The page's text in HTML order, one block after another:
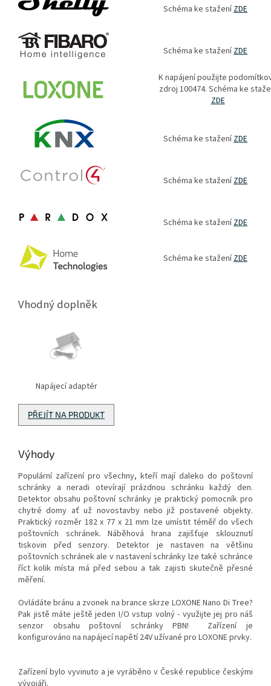
Schéma ke staženíZDE
Schéma ke staženíZDE
K napájení použijte
zdroj 100474. Schéma ke
ZDE
Schéma ke staženíZDE
Schéma ke staženíZDE
Schéma ke staženíZDE
Schéma ke staženíZDE
Vhodný doplněk
Napájecí adaptér
PŘEJÍT NA PRODUKT
Výhody
Populární zařízení pro všechny, kteří mají daleko do poštovní
schránky a neradi otevírají prázdnou schránku každý den.
Detektor obsahu poštovní schránky je praktický pomocník pro
chytré domy ať už novostavby nebo již postavené objekty.
Praktický rozměr 182 x 77 x 21 mm lze umístit téměř do všech
poštovních schránek. Náběhová hrana zajišťuje sklouznutí
tiskovin před senzory. Detektor je nastaven na většinu
poštovních schránek ale v nastavení schránky lze také schránce
říct kolik místa má před sebou a tak zajisti skutečně přesné
měření.
Ovládáte bránu a zvonek na brance skrze LOXONE Nano Di Tree?
Pak jistě máte ještě jeden I/O vstup volný - využijte jej pro náš
senzor obsahu poštovní schránky PBN! Zařízení je
konfigurováno na napájecí napětí 24V užívané pro LOXONE prvky.
Zařízení bylo vyvinuto a je vyráběno v České republice českými